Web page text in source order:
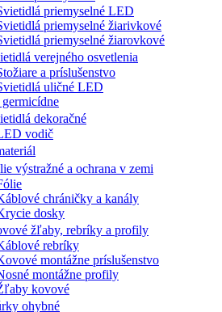
priemyselné LED
priemyselné žiarivkové
priemyselné žiarovkové
verejného osvetlenia
a príslušenstvo
uličné LED
dekoračné
vodič
výstražné a ochrana v zemi
chráničky a kanály
dosky
žľaby, rebríky a profily
rebríky
montážne príslušenstvo
montážne profily
kovové
ohybné